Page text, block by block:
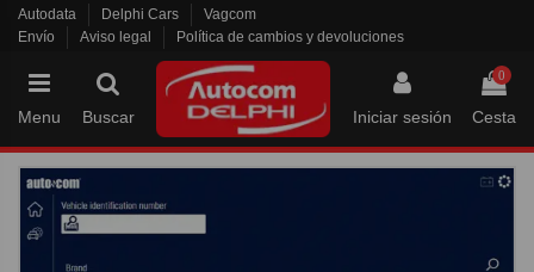
Autodata Delphi Cars
Vagcom
Envío
Aviso legal Política de cambios y devoluciones
Menu Buscar Iniciar sesión
0
Cesta